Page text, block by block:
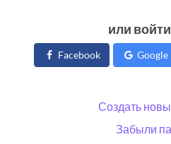
или
Facebook Google
Создать
Забыли